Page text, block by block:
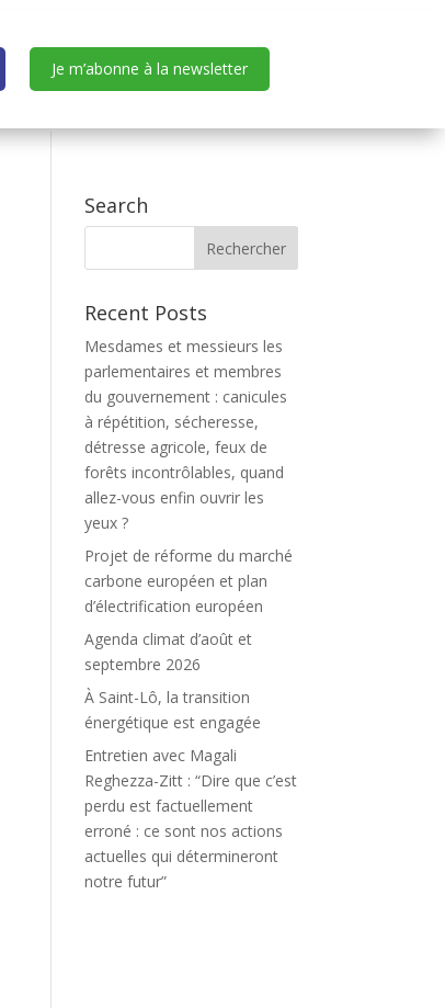
Je m’abonne à la newsletter
Search
Recent Posts
Mesdames et messieurs les
parlementaires et membres
du gouvernement : canicules
à répétition, sécheresse,
détresse agricole, feux de
forêts incontrôlables, quand
allez-vous enfin ouvrir les
yeux ?
Projet de réforme du marché
carbone européen et plan
d’électrification européen
Agenda climat d’août et
septembre 2026
À Saint-Lô, la transition
énergétique est engagée
Entretien avec Magali
Reghezza-Zitt : “Dire que c’est
perdu est factuellement
erroné : ce sont nos actions
actuelles qui détermineront
notre futur”